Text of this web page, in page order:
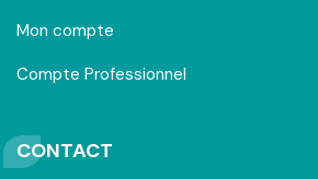
Mon compte
Compte Professionnel
CONTACT